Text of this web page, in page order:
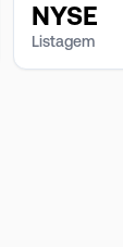
NYSE
Listagem